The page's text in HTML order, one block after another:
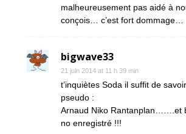
malheureusement pas aidé à
conçois… c’est fort dommage…
bigwave33
21 juin 2014 at 11 h 39 min
t’inquiètes Soda il suffit de
pseudo :
Arnaud Niko Rantanplan…….et
no enregistré !!!